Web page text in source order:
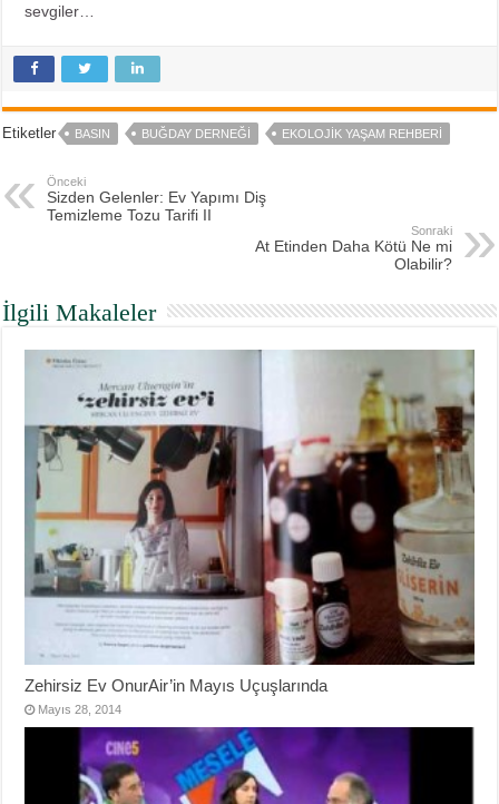
sevgiler…
Etiketler BASIN BUĞDAY DERNEĞI EKOLOJIK YAŞAM REHBERI
Önceki
Sizden Gelenler: Ev Yapımı Diş
Temizleme Tozu Tarifi II
Sonraki
At Etinden Daha Kötü Ne mi
Olabilir?
İlgili Makaleler
Zehirsiz Ev OnurAir’in Mayıs Uçuşlarında
Mayıs 28, 2014